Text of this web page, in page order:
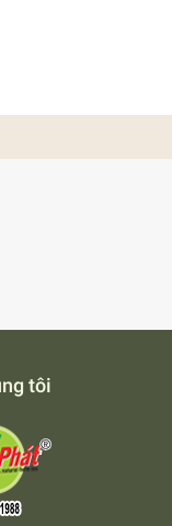
tôi